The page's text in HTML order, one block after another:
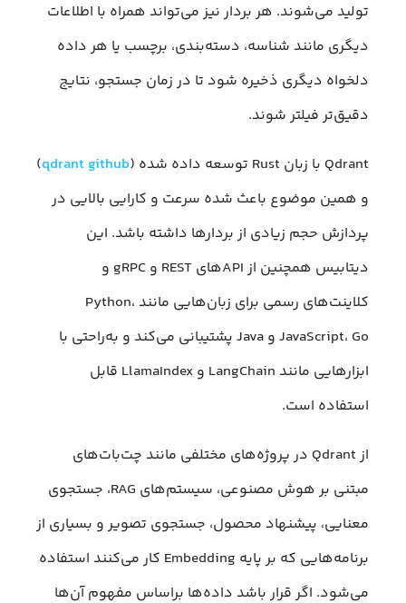
تولید می‌شوند. هر بردار نیز می‌تواند همراه با اطلاعات
دیگری مانند شناسه، دسته‌بندی، برچسب یا هر داده
دلخواه دیگری ذخیره شود تا در زمان جستجو، نتایج
دقیق‌تر فیلتر شوند.
Qdrant با زبان Rust توسعه داده شده ( qdrant github
)
و همین موضوع باعث شده سرعت و کارایی بالایی در
پردازش حجم زیادی از بردارها داشته باشد. این
دیتابیس همچنین از APIهای REST و gRPC و
کلاینت‌های رسمی برای زبان‌هایی مانند Python،
JavaScript، Go و Java پشتیبانی می‌کند و به‌راحتی با
ابزارهایی مانند LangChain و LlamaIndex قابل
استفاده است.
از Qdrant در پروژه‌های مختلفی مانند چت‌بات‌های
مبتنی بر هوش مصنوعی، سیستم‌های RAG، جستجوی
معنایی، پیشنهاد محصول، جستجوی تصویر و بسیاری از
برنامه‌هایی که بر پایه Embedding کار می‌کنند استفاده
می‌شود. اگر قرار باشد داده‌ها براساس مفهوم آن‌ها